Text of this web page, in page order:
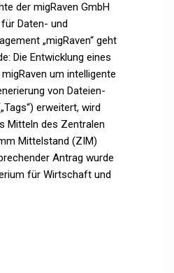
der migRaven GmbH
Daten- und
„migRaven“ geht
Die Entwicklung eines
um intelligente
von Dateien-
erweitert, wird
Mitteln des Zentralen
Mittelstand (ZIM)
Antrag wurde
für Wirtschaft und